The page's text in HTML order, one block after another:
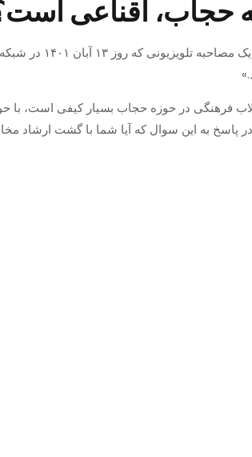
حجاب، اقناعی
۱۴۰۱ در شبکه‌های اجتماعی منتشر شده،
فرهنگی در حوزه حجاب بسیار کیفی است، با
در پاسخ به این سوال که آیا شما با گشت